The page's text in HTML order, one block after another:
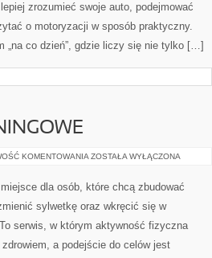
zrozumieć swoje auto, podejmować
o motoryzacji w sposób praktyczny.
„na co dzień”, gdzie liczy się nie tylko […]
KOMENTOWANIA WYZWANIA
TRENINGOWE
ZOSTAŁA WYŁĄCZONA
dla osób, które chcą zbudować
sylwetkę oraz wkręcić się w
serwis, w którym aktywność fizyczna
zdrowiem, a podejście do celów jest